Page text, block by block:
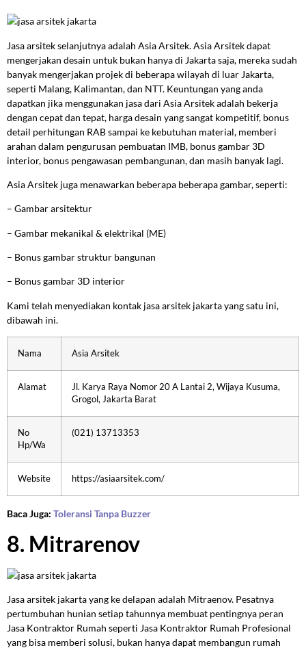
Jasa arsitek selanjutnya adalah Asia Arsitek. Asia Arsitek dapat
mengerjakan desain untuk bukan hanya di Jakarta saja, mereka sudah
banyak mengerjakan projek di beberapa wilayah di luar Jakarta,
seperti Malang, Kalimantan, dan NTT. Keuntungan yang anda
dapatkan jika menggunakan jasa dari Asia Arsitek adalah bekerja
dengan cepat dan tepat, harga desain yang sangat kompetitif, bonus
detail perhitungan RAB sampai ke kebutuhan material, memberi
arahan dalam pengurusan pembuatan IMB, bonus gambar 3D
interior, bonus pengawasan pembangunan, dan masih banyak lagi.
Asia Arsitek juga menawarkan beberapa beberapa gambar, seperti:
– Gambar arsitektur
– Gambar mekanikal & elektrikal (ME)
– Bonus gambar struktur bangunan
– Bonus gambar 3D interior
Kami telah menyediakan kontak jasa arsitek jakarta yang satu ini,
dibawah ini.
Nama Asia Arsitek
Alamat
Jl. Karya Raya Nomor 20 A Lantai 2, Wijaya Kusuma,
Grogol, Jakarta Barat
No
Hp/Wa
(021) 13713353
Website https://asiaarsitek.com/
Baca Juga: Toleransi Tanpa Buzzer
8. Mitrarenov
Jasa arsitek jakarta yang ke delapan adalah Mitraenov. Pesatnya
pertumbuhan hunian setiap tahunnya membuat pentingnya peran
Jasa Kontraktor Rumah seperti Jasa Kontraktor Rumah Profesional
yang bisa memberi solusi, bukan hanya dapat membangun rumah